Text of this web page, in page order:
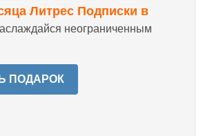
Литрес Подписки в
неограниченным
ПОДАРОК